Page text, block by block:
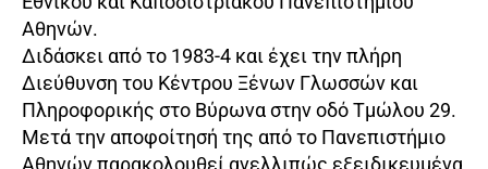
Αθηνών.
Διδάσκει από το 1983-4 και έχει την πλήρη
Διεύθυνση του Κέντρου Ξένων Γλωσσών και
Πληροφορικής στο Βύρωνα στην οδό Τμώλου 29.
Μετά την αποφοίτησή της από το Πανεπιστήμιο
Αθηνών παρακολουθεί ανελλιπώς εξειδικευμένα